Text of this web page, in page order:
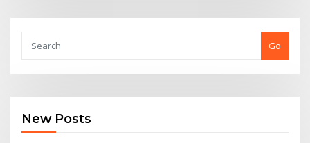
Go
New Posts